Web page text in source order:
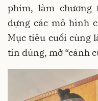
phim, làm
dựng các mô hình
Mục tiêu cuối cùng
tin đúng, mở “cánh